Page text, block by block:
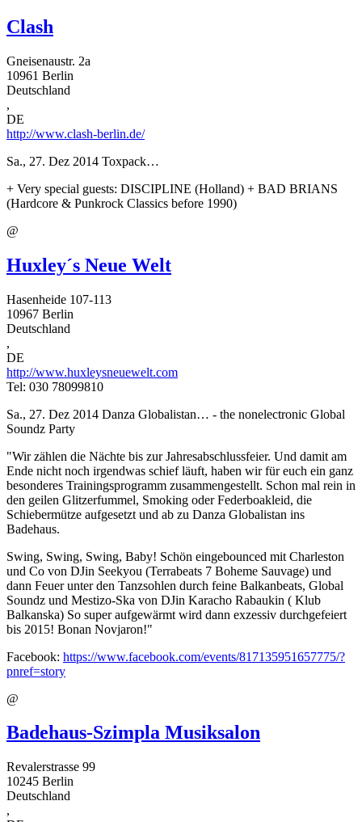
Clash
Gneisenaustr. 2a
10961 Berlin
Deutschland
,
DE
http://www.clash-berlin.de/
Sa., 27. Dez 2014 Toxpack…
+ Very special guests: DISCIPLINE (Holland) + BAD BRIANS
(Hardcore & Punkrock Classics before 1990)
@
Huxley´s Neue Welt
Hasenheide 107-113
10967 Berlin
Deutschland
,
DE
http://www.huxleysneuewelt.com
Tel: 030 78099810
Sa., 27. Dez 2014 Danza Globalistan… - the nonelectronic Global
Soundz Party
"Wir zählen die Nächte bis zur Jahresabschlussfeier. Und damit am
Ende nicht noch irgendwas schief läuft, haben wir für euch ein ganz
besonderes Trainingsprogramm zusammengestellt. Schon mal rein in
den geilen Glitzerfummel, Smoking oder Federboakleid, die
Schiebermütze aufgesetzt und ab zu Danza Globalistan ins
Badehaus.
Swing, Swing, Swing, Baby! Schön eingebounced mit Charleston
und Co von DJin Seekyou (Terrabeats 7 Boheme Sauvage) und
dann Feuer unter den Tanzsohlen durch feine Balkanbeats, Global
Soundz und Mestizo-Ska von DJin Karacho Rabaukin ( Klub
Balkanska) So super aufgewärmt wird dann exzessiv durchgefeiert
bis 2015! Bonan Novjaron!"
Facebook: https://www.facebook.com/events/817135951657775/?
pnref=story
@
Badehaus-Szimpla Musiksalon
Revalerstrasse 99
10245 Berlin
Deutschland
,